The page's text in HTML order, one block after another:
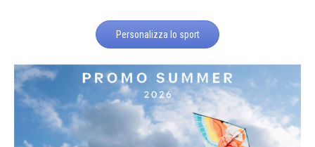
Personalizza lo sport